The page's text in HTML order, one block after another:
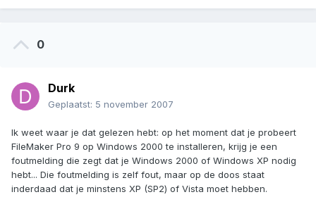
0
Durk
Geplaatst: 5 november 2007
Ik weet waar je dat gelezen hebt: op het moment dat je probeert
FileMaker Pro 9 op Windows 2000 te installeren, krijg je een
foutmelding die zegt dat je Windows 2000 of Windows XP nodig
hebt... Die foutmelding is zelf fout, maar op de doos staat
inderdaad dat je minstens XP (SP2) of Vista moet hebben.